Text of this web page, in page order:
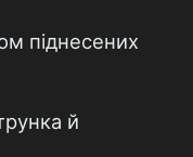
піднесених
й